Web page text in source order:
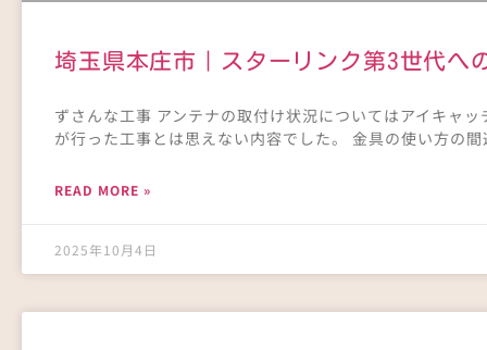
埼玉県本庄市｜スターリンク第3世代へ
ずさんな工事 アンテナの取付け状況についてはアイキャ
が行った工事とは思えない内容でした。 金具の使い方の
READ MORE »
2025年10月4日